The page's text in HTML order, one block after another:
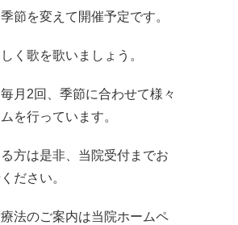
節を変えて開催予定です。
く歌を歌いましょう。
月2回、季節に合わせて様々
を行っています。
方は是非、当院受付までお
ださい。
法のご案内は当院ホームペ